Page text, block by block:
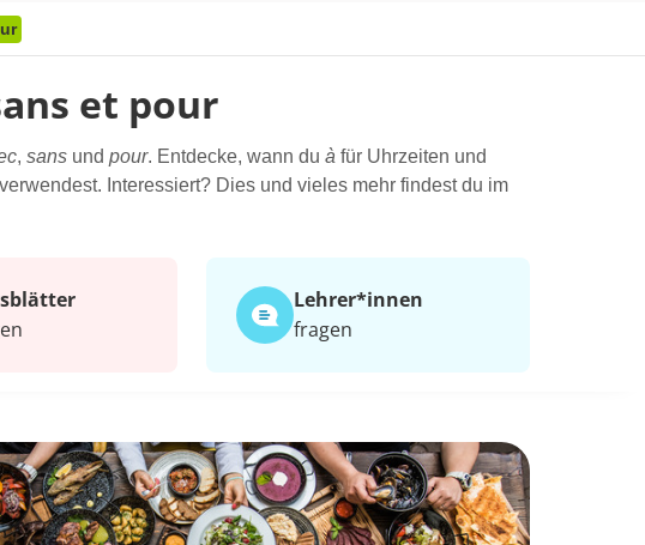
et pour
, sans und pour. Entdecke, wann du à für Uhrzeiten und
Interessiert? Dies und vieles mehr findest du im
Lehrer*​innen
fragen